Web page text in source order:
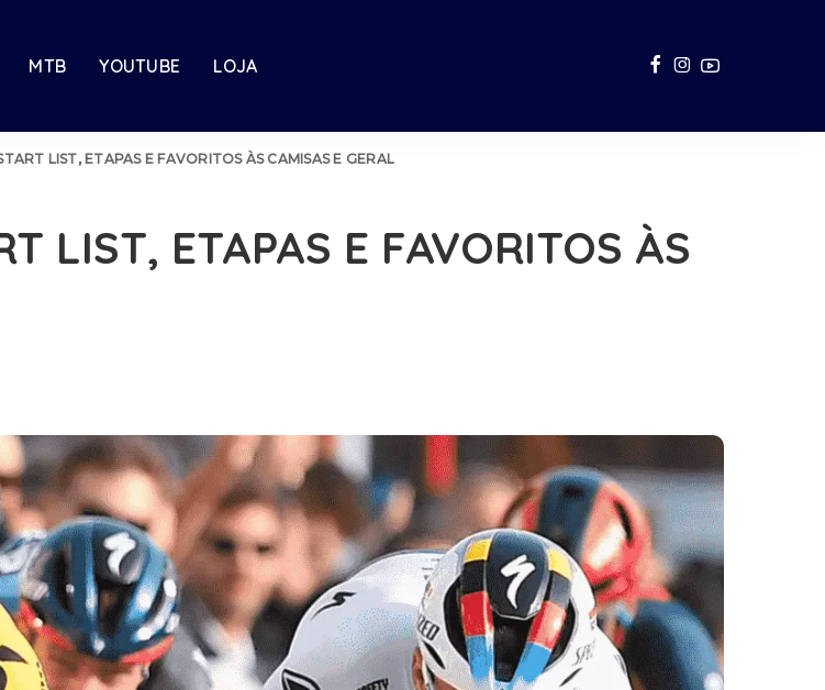
MTB YOUTUBE LOJA
LIST, ETAPAS E FAVORITOS ÀS CAMISAS E GERAL
LIST, ETAPAS E FAVORITOS ÀS